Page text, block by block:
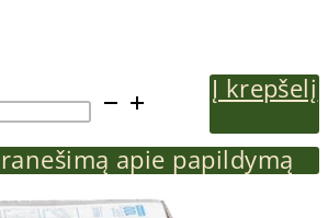
Į krepšelį
apie papildymą